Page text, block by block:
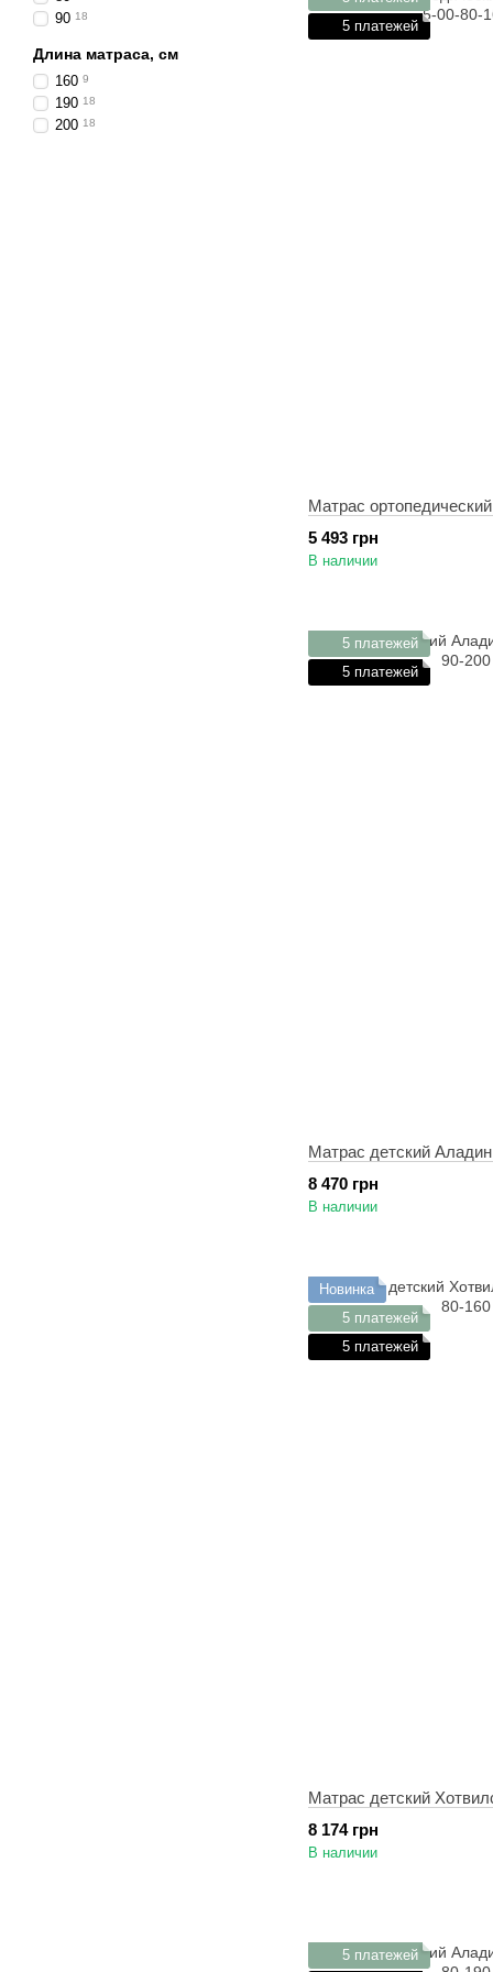
5 платежей
Матрас
5 493 грн
В наличии
5 платежей
5 платежей
Матрас детский
8 470 грн
В наличии
Новинка
5 платежей
5 платежей
Матрас детский
8 174 грн
В наличии
5 платежей
90 18
Длина матраса, см
160 9
190 18
200 18